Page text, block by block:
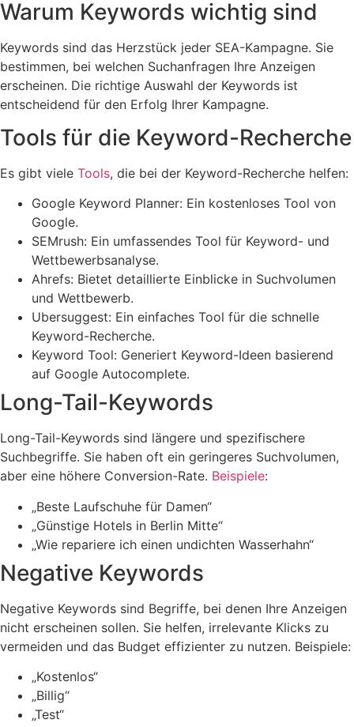
Warum Keywords wichtig sind
Keywords sind das Herzstück jeder SEA-Kampagne. Sie
bestimmen, bei welchen Suchanfragen Ihre Anzeigen
erscheinen. Die richtige Auswahl der Keywords ist
entscheidend für den Erfolg Ihrer Kampagne.
Tools für die Keyword-Recherche
Es gibt viele Tools, die bei der Keyword-Recherche helfen:
Google Keyword Planner: Ein kostenloses Tool von
Google.
SEMrush: Ein umfassendes Tool für Keyword- und
Wettbewerbsanalyse.
Ahrefs: Bietet detaillierte Einblicke in Suchvolumen
und Wettbewerb.
Ubersuggest: Ein einfaches Tool für die schnelle
Keyword-Recherche.
Keyword Tool: Generiert Keyword-Ideen basierend
auf Google Autocomplete.
Long-Tail-Keywords
Long-Tail-Keywords sind längere und spezifischere
Suchbegriffe. Sie haben oft ein geringeres Suchvolumen,
aber eine höhere Conversion-Rate. Beispiele:
„Beste Laufschuhe für Damen“
„Günstige Hotels in Berlin Mitte“
„Wie repariere ich einen undichten Wasserhahn“
Negative Keywords
Negative Keywords sind Begriffe, bei denen Ihre Anzeigen
nicht erscheinen sollen. Sie helfen, irrelevante Klicks zu
vermeiden und das Budget effizienter zu nutzen. Beispiele:
„Kostenlos“
„Billig“
„Test“